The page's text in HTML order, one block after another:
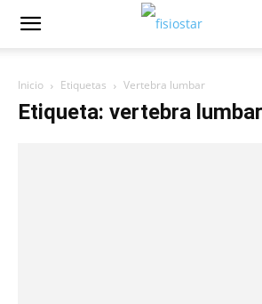
Inicio Etiquetas Vertebra lumbar
Etiqueta: vertebra lumbar